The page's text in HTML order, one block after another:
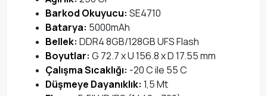
Barkod Okuyucu: SE4710
Batarya: 5000mAh
Bellek: DDR4 8GB/128GB UFS Flash
Boyutlar: G 72.7 x U 156.8 x D 17.55 mm
Çalışma Sıcaklığı: -20 C ile 55 C
Düşmeye Dayanıklık: 1,5 Mt